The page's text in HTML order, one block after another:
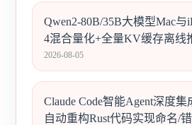
Qwen2-80B/35B大模型Mac
4混合量化+全量KV缓存离线
2026-08-05
Claude Code智能Agent深度集
自动重构Rust代码实现命名/